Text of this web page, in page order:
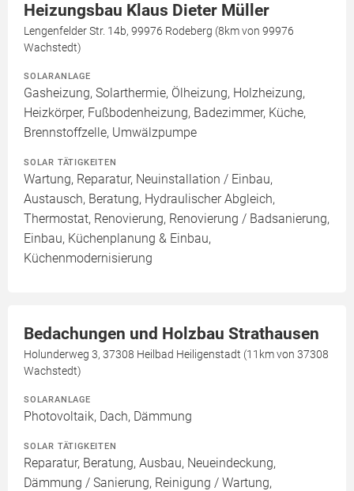
Heizungsbau Klaus Dieter Müller
Lengenfelder Str. 14b, 99976 Rodeberg (8km von 99976
Wachstedt)
SOLARANLAGE
Gasheizung, Solarthermie, Ölheizung, Holzheizung,
Heizkörper, Fußbodenheizung, Badezimmer, Küche,
Brennstoffzelle, Umwälzpumpe
SOLAR TÄTIGKEITEN
Wartung, Reparatur, Neuinstallation / Einbau,
Austausch, Beratung, Hydraulischer Abgleich,
Thermostat, Renovierung, Renovierung / Badsanierung,
Einbau, Küchenplanung & Einbau,
Küchenmodernisierung
Bedachungen und Holzbau Strathausen
Holunderweg 3, 37308 Heilbad Heiligenstadt (11km von 37308
Wachstedt)
SOLARANLAGE
Photovoltaik, Dach, Dämmung
SOLAR TÄTIGKEITEN
Reparatur, Beratung, Ausbau, Neueindeckung,
Dämmung / Sanierung, Reinigung / Wartung,